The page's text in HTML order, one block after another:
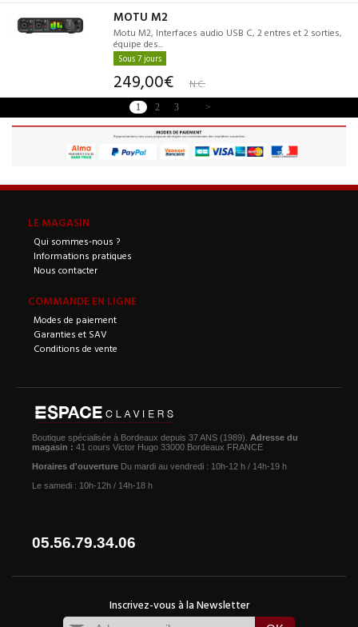
MOTU M2
Motu M2, Interfaces audio USB C, 2 entres et 2 sorties,
équipe des...
Sous 7 jours
249,00€ N.C.
1 2 3 >
LE MAGASIN
Qui sommes-nous ?
Informations pratiques
Nous contacter
COMMANDE EN LIGNE
Modes de paiement
Garanties et SAV
Conditions de vente
Boutique spécialisée à Bordeaux depuis 37 ANS (1989). Adresse du
magasin : 41 cours Victor Hugo 33000 Bordeaux FRANCE
Horaires d'ouverture Du mardi au vendredi : 10h-12 h / 14h-19 h
Le samedi : 10h-12h / 14h-18 h
05.56.79.34.06